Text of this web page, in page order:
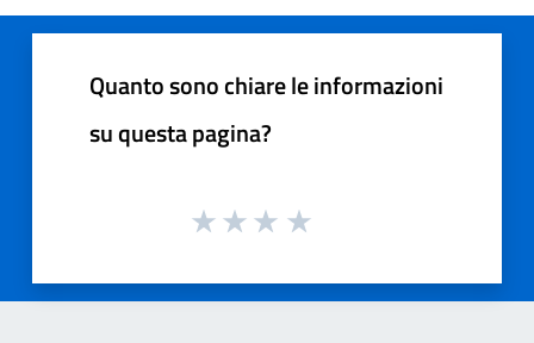
Quanto sono chiare le informazioni
su questa pagina?